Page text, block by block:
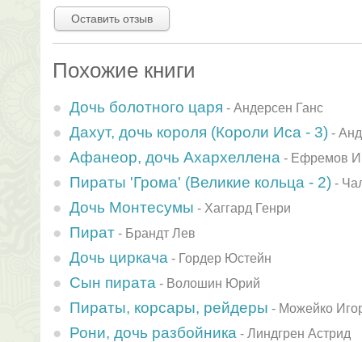
Оставить отзыв
Похожие книги
Дочь болотного царя - Андерсен Ганс
Дахут, дочь короля (Короли Иса - 3) -
Афанеор, дочь Ахархеллена - Ефремов
Пираты 'Грома' (Великие кольца - 2) -
Дочь Монтесумы - Хаггард Генри
Пират - Брандт Лев
Дочь циркача - Гордер Юстейн
Сын пирата - Волошин Юрий
Пираты, корсары, рейдеры - Можейко
Рони, дочь разбойника - Линдгрен Астрид